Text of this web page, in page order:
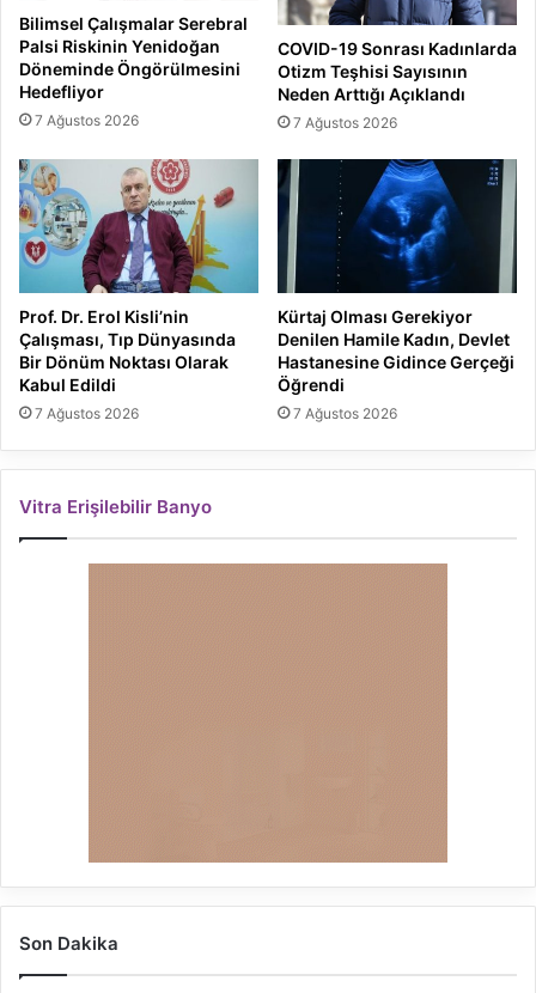
Bilimsel Çalışmalar Serebral
Palsi Riskinin Yenidoğan
Döneminde Öngörülmesini
Hedefliyor
7 Ağustos 2026
COVID-19 Sonrası Kadınlarda
Otizm Teşhisi Sayısının
Neden Arttığı Açıklandı
7 Ağustos 2026
Prof. Dr. Erol Kisli’nin
Çalışması, Tıp Dünyasında
Bir Dönüm Noktası Olarak
Kabul Edildi
7 Ağustos 2026
Kürtaj Olması Gerekiyor
Denilen Hamile Kadın, Devlet
Hastanesine Gidince Gerçeği
Öğrendi
7 Ağustos 2026
Vitra Erişilebilir Banyo
Son Dakika